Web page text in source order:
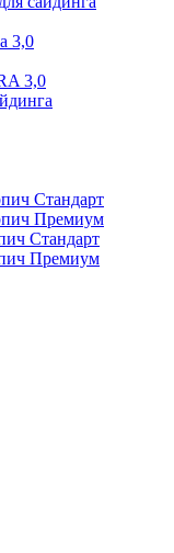
3,0
3,0
Стандарт
Премиум
Стандарт
Премиум